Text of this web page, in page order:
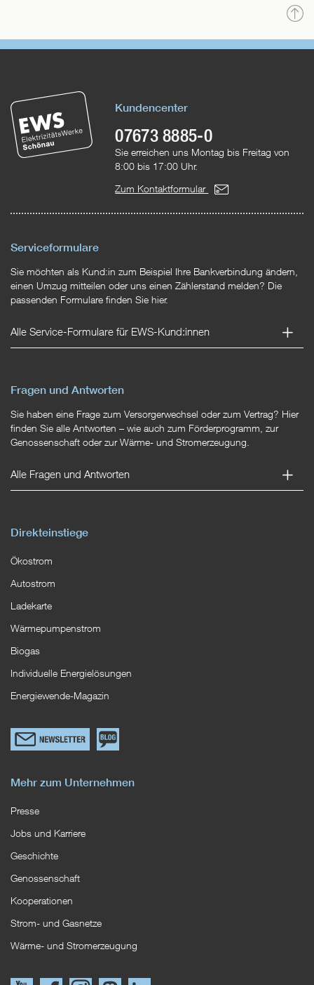
Kundencenter
07673 8885-0
Sie erreichen uns Montag bis Freitag von
8:00 bis 17:00 Uhr.
Zum Kontaktformular
Serviceformulare
Sie möchten als Kund:in zum Beispiel Ihre Bankverbindung ändern,
einen Umzug mitteilen oder uns einen Zählerstand melden? Die
passenden Formulare finden Sie hier.
Alle Service-Formulare für EWS-Kund:innen
Fragen und Antworten
Sie haben eine Frage zum Versorgerwechsel oder zum Vertrag? Hier
finden Sie alle Antworten – wie auch zum Förderprogramm, zur
Genossenschaft oder zur Wärme- und Stromerzeugung.
Alle Fragen und Antworten
Direkteinstiege
Ökostrom
Autostrom
Ladekarte
Wärmepumpenstrom
Biogas
Individuelle Energielösungen
Energiewende-Magazin
Link
zum
Newsletterformular
Zum
Blog
Mehr zum Unternehmen
Presse
Jobs und Karriere
Geschichte
Genossenschaft
Kooperationen
Strom- und Gasnetze
Wärme- und Stromerzeugung
Link
Link
InstagramMastodonLinkedIn